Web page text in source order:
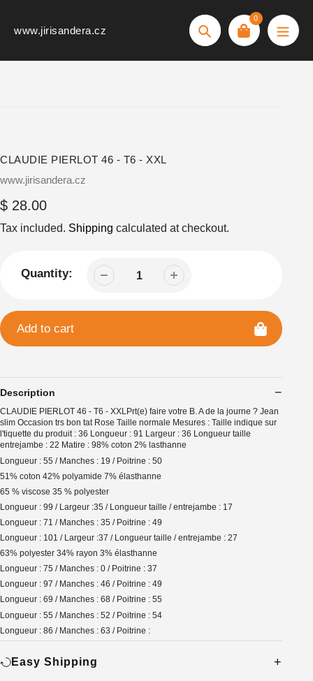
www.jirisandera.cz
Search
0
CLAUDIE PIERLOT 46 - T6 - XXL
Vendor
www.jirisandera.cz
Regular
price
$ 28.00
Tax included. Shipping calculated at checkout.
Quantity:
Add to cart
Description
CLAUDIE PIERLOT 46 - T6 - XXLPrt(e) faire votre B. A de la journe ? Jean
slim Occasion trs bon tat Rose Taille normale Mesures : Taille indique sur
l'tiquette du produit : 36 Longueur : 91 Largeur : 36 Longueur taille
entrejambe : 22 Matire : 98% coton 2% lasthanne
Longueur : 55 / Manches : 19 / Poitrine : 50
51% coton 42% polyamide 7% élasthanne
65 % viscose 35 % polyester
Longueur : 99 / Largeur :35 / Longueur taille / entrejambe : 17
Longueur : 71 / Manches : 35 / Poitrine : 49
Longueur : 101 / Largeur :37 / Longueur taille / entrejambe : 27
63% polyester 34% rayon 3% élasthanne
Longueur : 75 / Manches : 0 / Poitrine : 37
Longueur : 97 / Manches : 46 / Poitrine : 49
Longueur : 69 / Manches : 68 / Poitrine : 55
Longueur : 55 / Manches : 52 / Poitrine : 54
Longueur : 86 / Manches : 63 / Poitrine :
Easy Shipping